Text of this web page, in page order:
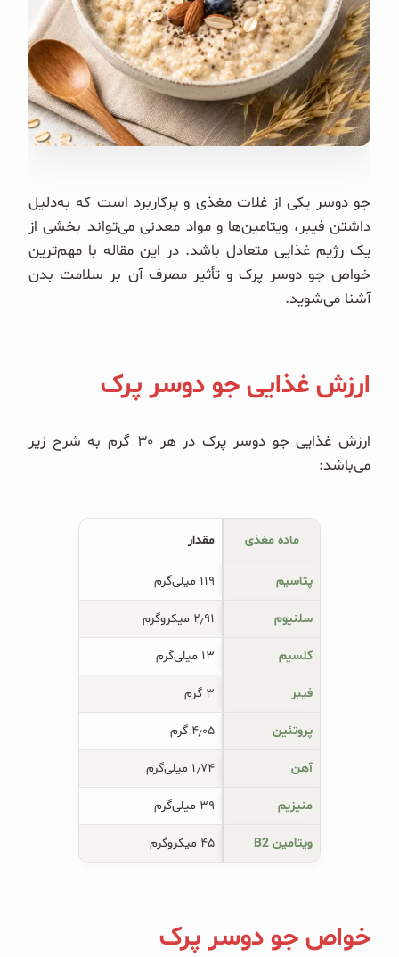
غلات و دانه‌های سالم
صبحانه و میان وعده
سبوس و جوانه‌ها
پک سلامتی OAB
کتاب‌های OAB
وبلاگ
جو دوسر یکی از غلات مغذی و پرکاربرد است که به‌دلیل
داشتن فیبر، ویتامین‌ها و مواد معدنی می‌تواند بخشی از
یک رژیم غذایی متعادل باشد. در این مقاله با مهم‌ترین
خواص جو دوسر پرک و تأثیر مصرف آن بر سلامت بدن
آشنا می‌شوید.
ارزش غذایی جو دوسر پرک
ارزش غذایی جو دوسر پرک در هر ۳۰ گرم به شرح زیر
می‌باشد:
ماده مغذی مقدار
پتاسیم ۱۱۹ میلی‌گرم
سلنیوم ۲٫۹۱ میکروگرم
کلسیم ۱۳ میلی‌گرم
فیبر ۳ گرم
پروتئین ۴٫۰۵ گرم
آهن ۱٫۷۴ میلی‌گرم
منیزیم ۳۹ میلی‌گرم
ویتامین B2 ۴۵ میکروگرم
خواص جو دوسر پرک